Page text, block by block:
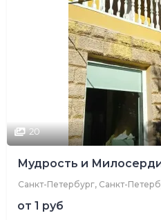
20
Мудрость и
Санкт-Петербург, Санкт-
от 1 руб